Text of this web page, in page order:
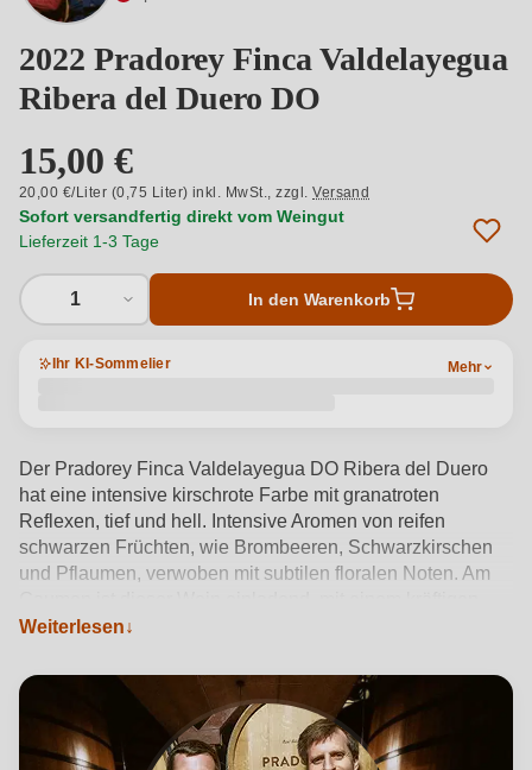
2022 Pradorey Finca Valdelayegua
Ribera del Duero DO
15,00 €
20,00 €/Liter (0,75 Liter) inkl. MwSt.,zzgl.Versand
Sofort versandfertig direkt vom Weingut
Lieferzeit 1-3 Tage
1 In den Warenkorb
Ihr KI-Sommelier Mehr
Der Pradorey Finca Valdelayegua DO Ribera del Duero
hat eine intensive kirschrote Farbe mit granatroten
Reflexen, tief und hell. Intensive Aromen von reifen
schwarzen Früchten, wie Brombeeren, Schwarzkirschen
und Pflaumen, verwoben mit subtilen floralen Noten. Am
und gut strukturierten Körper. Die Tannine sind fest, aber
am Gaumen.
Produktdetails anzeigen →
Weiterlesen